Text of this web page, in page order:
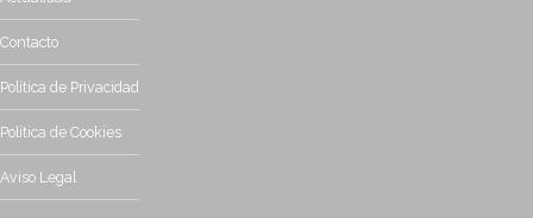
Contacto
Política de Privacidad
Política de Cookies
Aviso Legal